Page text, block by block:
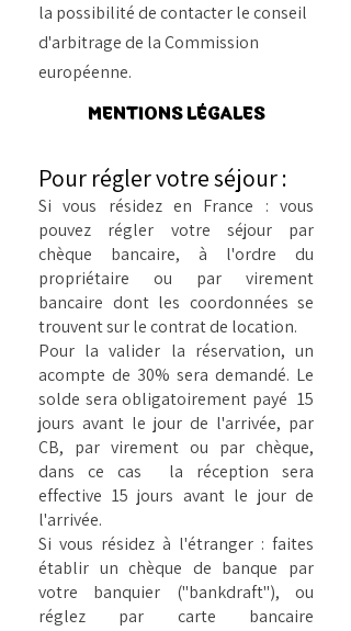
la possibilité de contacter le conseil
d'arbitrage de la Commission
européenne.
MENTIONS LÉGALES
Pour régler votre séjour :
Si vous résidez en France : vous
pouvez régler votre séjour par
chèque bancaire, à l'ordre du
propriétaire ou par virement
bancaire dont les coordonnées se
trouvent sur le contrat de location.
Pour la valider la réservation, un
acompte de 30% sera demandé. Le
solde sera obligatoirement payé 15
jours avant le jour de l'arrivée, par
CB, par virement ou par chèque,
dans ce cas la réception sera
effective 15 jours avant le jour de
l'arrivée.
Si vous résidez à l'étranger : faites
établir un chèque de banque par
votre banquier ("bankdraft"), ou
réglez par carte bancaire